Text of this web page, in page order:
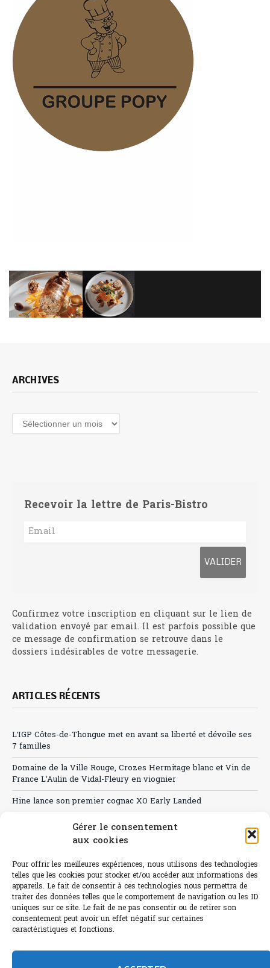
Gérer le consentement
aux cookies
Pour offrir les meilleures expériences, nous utilisons des technologies
telles que les cookies pour stocker et/ou accéder aux informations des
appareils. Le fait de consentir à ces technologies nous permettra de
traiter des données telles que le comportement de navigation ou les ID
uniques sur ce site. Le fait de ne pas consentir ou de retirer son
consentement peut avoir un effet négatif sur certaines
caractéristiques et fonctions.
ARCHIVES
Archives
Recevoir la lettre de Paris-Bistro
Confirmez votre inscription en cliquant sur le lien de
validation envoyé par email. Il est parfois possible que
ce message de confirmation se retrouve dans le
dossiers indésirables de votre messagerie.
ARTICLES RÉCENTS
L’IGP Côtes-de-Thongue met en avant sa liberté et dévoile ses
7 familles
Domaine de la Ville Rouge, Crozes Hermitage blanc et Vin de
France L’Aulin de Vidal-Fleury en viognier
Hine lance son premier cognac XO Early Landed
Canicule : A quand le CHR à « l’heure espagnole » ?
Sélection de rosés 2026
L'abus d'alcool est dangereux pour la santé.